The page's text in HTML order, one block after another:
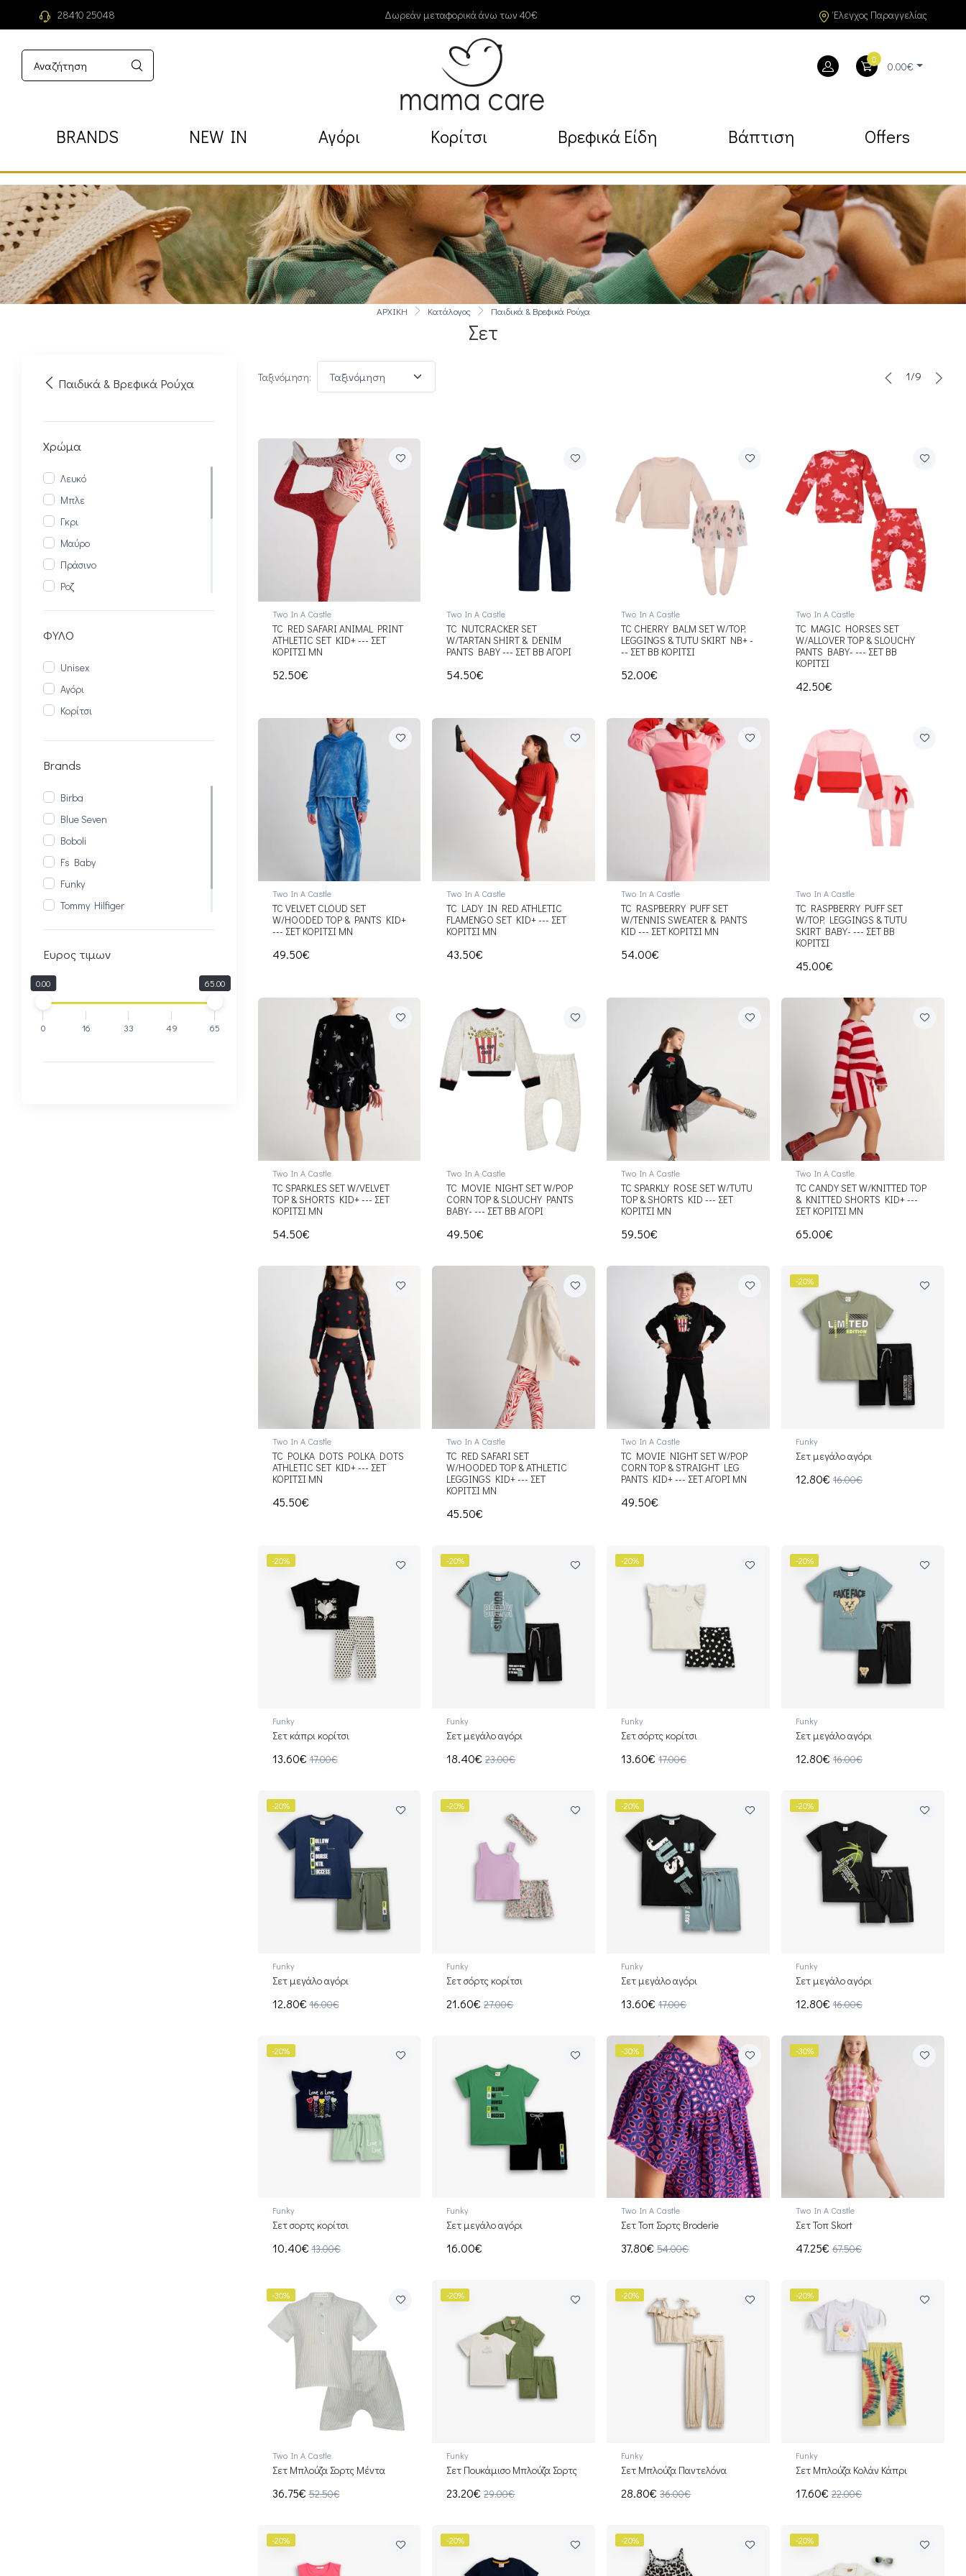
28410 25048 Δωρεάν μεταφορικά άνω των 40€ Έλεγχος Παραγγελίας
0
0.00€
BRANDS NEW IN Αγόρι Κορίτσι Βρεφικά Είδη Βάπτιση Offers
ΑΡΧΙΚΗ Κατάλογος Παιδικά & Βρεφικά Ρούχα
Σετ
Παιδικά & Βρεφικά Ρούχα
Χρώμα
Λευκό
Μπλε
Γκρι
Μαύρο
Πράσινο
Ροζ
Εκρού
Καφέ
Κίτρινο
Μπεζ
Multi
Πορτοκαλί
Μωβ
ΦΥΛΟ
Unisex
Αγόρι
Κορίτσι
Brands
Birba
Blue Seven
Boboli
Fs Baby
Funky
Tommy Hilfiger
Two In A Castle
Ευρος τιμων
0.00 65.00
0 16 33 49 65
Ταξινόμηση: 1/9
Two In A Castle
TC RED SAFARI ANIMAL PRINT
ATHLETIC SET KID+ --- ΣΕΤ
ΚΟΡΙΤΣΙ ΜΝ
52.50€
Two In A Castle
TC NUTCRACKER SET
W/TARTAN SHIRT & DENIM
PANTS BABY --- ΣΕΤ ΒΒ ΑΓΟΡΙ
54.50€
Two In A Castle
TC CHERRY BALM SET W/TOP,
LEGGINGS & TUTU SKIRT NB+ -
-- ΣΕΤ ΒΒ ΚΟΡΙΤΣΙ
52.00€
Two In A Castle
TC MAGIC HORSES SET
W/ALLOVER TOP & SLOUCHY
PANTS BABY- --- ΣΕΤ ΒΒ
ΚΟΡΙΤΣΙ
42.50€
Two In A Castle
TC VELVET CLOUD SET
W/HOODED TOP & PANTS KID+
--- ΣΕΤ ΚΟΡΙΤΣΙ ΜΝ
49.50€
Two In A Castle
TC LADY IN RED ATHLETIC
FLAMENGO SET KID+ --- ΣΕΤ
ΚΟΡΙΤΣΙ ΜΝ
43.50€
Two In A Castle
TC RASPBERRY PUFF SET
W/TENNIS SWEATER & PANTS
KID --- ΣΕΤ ΚΟΡΙΤΣΙ ΜΝ
54.00€
Two In A Castle
TC RASPBERRY PUFF SET
W/TOP, LEGGINGS & TUTU
SKIRT BABY- --- ΣΕΤ ΒΒ
ΚΟΡΙΤΣΙ
45.00€
Two In A Castle
TC SPARKLES SET W/VELVET
TOP & SHORTS KID+ --- ΣΕΤ
ΚΟΡΙΤΣΙ ΜΝ
54.50€
Two In A Castle
TC MOVIE NIGHT SET W/POP
CORN TOP & SLOUCHY PANTS
BABY- --- ΣΕΤ ΒΒ ΑΓΟΡΙ
49.50€
Two In A Castle
TC SPARKLY ROSE SET W/TUTU
TOP & SHORTS KID --- ΣΕΤ
ΚΟΡΙΤΣΙ ΜΝ
59.50€
Two In A Castle
TC CANDY SET W/KNITTED TOP
& KNITTED SHORTS KID+ ---
ΣΕΤ ΚΟΡΙΤΣΙ ΜΝ
65.00€
Two In A Castle
TC POLKA DOTS POLKA DOTS
ATHLETIC SET KID+ --- ΣΕΤ
ΚΟΡΙΤΣΙ ΜΝ
45.50€
Two In A Castle
TC RED SAFARI SET
W/HOODED TOP & ATHLETIC
LEGGINGS KID+ --- ΣΕΤ
ΚΟΡΙΤΣΙ ΜΝ
45.50€
Two In A Castle
TC MOVIE NIGHT SET W/POP
CORN TOP & STRAIGHT LEG
PANTS KID+ --- ΣΕΤ ΑΓΟΡΙ ΜΝ
49.50€
-20%
Funky
Σετ μεγάλο αγόρι
12.80€ 16.00€
-20%
Funky
Σετ κάπρι κορίτσι
13.60€ 17.00€
-20%
Funky
Σετ μεγάλο αγόρι
18.40€ 23.00€
-20%
Funky
Σετ σόρτς κορίτσι
13.60€ 17.00€
-20%
Funky
Σετ μεγάλο αγόρι
12.80€ 16.00€
-20%
Funky
Σετ μεγάλο αγόρι
12.80€ 16.00€
-20%
Funky
Σετ σόρτς κορίτσι
21.60€ 27.00€
-20%
Funky
Σετ μεγάλο αγόρι
13.60€ 17.00€
-20%
Funky
Σετ μεγάλο αγόρι
12.80€ 16.00€
-20%
Funky
Σετ σoρτς κορίτσι
10.40€ 13.00€
Funky
Σετ μεγάλο αγόρι
16.00€
-30%
Two In A Castle
Σετ Τοπ Σορτς Broderie
37.80€ 54.00€
-30%
Two In A Castle
Σετ Τοπ Skort
47.25€ 67.50€
-30%
Two In A Castle
Σετ Μπλούζα Σορτς Μέντα
36.75€ 52.50€
-20%
Funky
Σετ Πουκάμισο Μπλούζα Σορτς
23.20€ 29.00€
-20%
Funky
Σετ Μπλούζα Παντελόνα
28.80€ 36.00€
-20%
Funky
Σετ Μπλούζα Κολάν Κάπρι
17.60€ 22.00€
-20% -20% -20% -20%